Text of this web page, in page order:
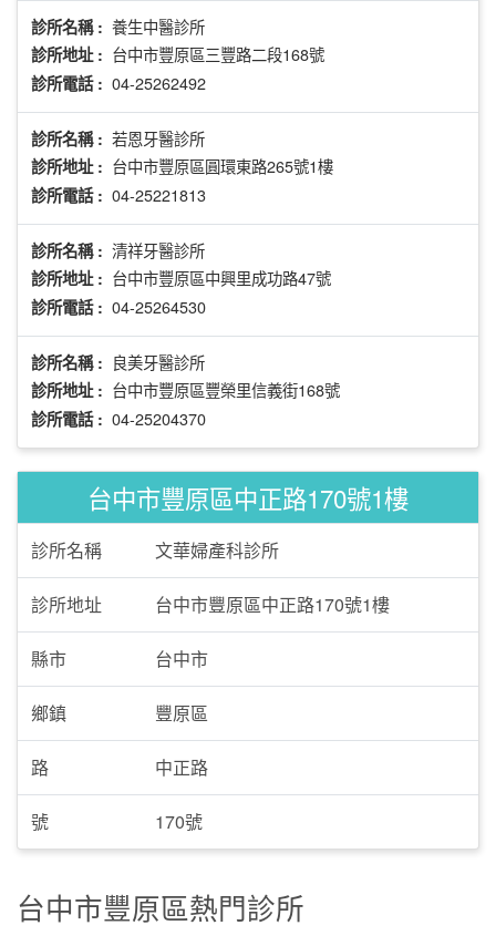
診所名稱 : 養生中醫診所
診所地址 : 台中市豐原區三豐路二段168號
診所電話 : 04-25262492
診所名稱 : 若恩牙醫診所
診所地址 : 台中市豐原區圓環東路265號1樓
診所電話 : 04-25221813
診所名稱 : 清祥牙醫診所
診所地址 : 台中市豐原區中興里成功路47號
診所電話 : 04-25264530
診所名稱 : 良美牙醫診所
診所地址 : 台中市豐原區豐榮里信義街168號
診所電話 : 04-25204370
台中市豐原區中正路170號1樓
診所名稱 文華婦產科診所
診所地址 台中市豐原區中正路170號1樓
縣市 台中市
鄉鎮 豐原區
路 中正路
號 170號
台中市豐原區熱門診所